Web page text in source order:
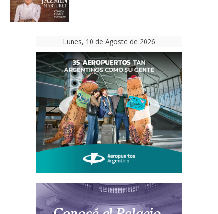
Lunes, 10 de Agosto de 2026